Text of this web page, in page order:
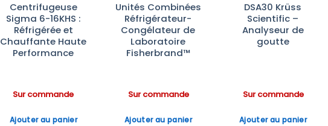
Centrifugeuse
Sigma 6-16KHS :
Réfrigérée et
Chauffante Haute
Performance
Sur commande
Ajouter au panier
Unités Combinées
Réfrigérateur-
Congélateur de
Laboratoire
Fisherbrand™
Sur commande
Ajouter au panier
DSA30 Krüss
Scientific –
Analyseur de
goutte
Sur commande
Ajouter au panier